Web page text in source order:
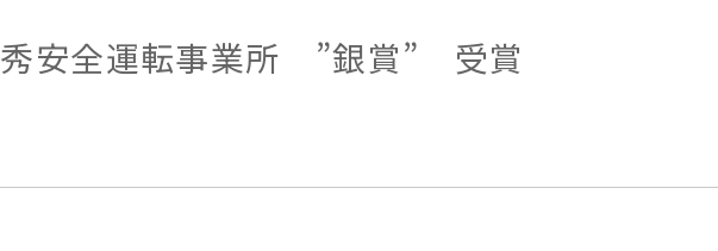
安全運転事業所 ”銀賞” 受賞